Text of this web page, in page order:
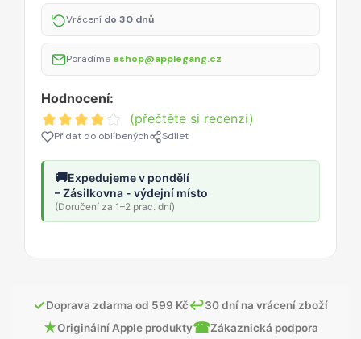
Vrácení do 30 dnů
Poradíme eshop@applegang.cz
Hodnocení:
(přečtěte si recenzi)
Přidat do oblíbených Sdílet
🚚Expedujeme v pondělí
– Zásilkovna - výdejní místo
(Doručení za 1–2 prac. dní)
✓Doprava zdarma od 599 Kč↩30 dní na vrácení zboží
★Originální Apple produkty☎Zákaznická podpora